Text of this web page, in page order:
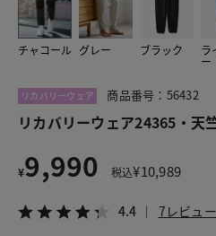
チャコール グレー ブラック ラ
ー
リカバリーウェア 商品番号：56432
リカバリーウェア24365・天
¥9,990 税込¥10,989
4.4 7レビュー
この商品をシェアする
リカバリーウェア
¥9,990 税込¥10,989